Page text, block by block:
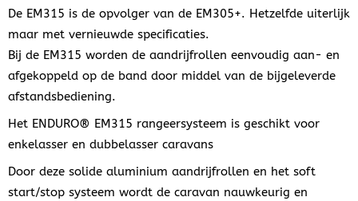
De EM315 is de opvolger van de EM305+. Hetzelfde uiterlijk
maar met vernieuwde specificaties.
Bij de EM315 worden de aandrijfrollen eenvoudig aan- en
afgekoppeld op de band door middel van de bijgeleverde
afstandsbediening.
Het ENDURO® EM315 rangeersysteem is geschikt voor
enkelasser en dubbelasser caravans
Door deze solide aluminium aandrijfrollen en het soft
start/stop systeem wordt de caravan nauwkeurig en